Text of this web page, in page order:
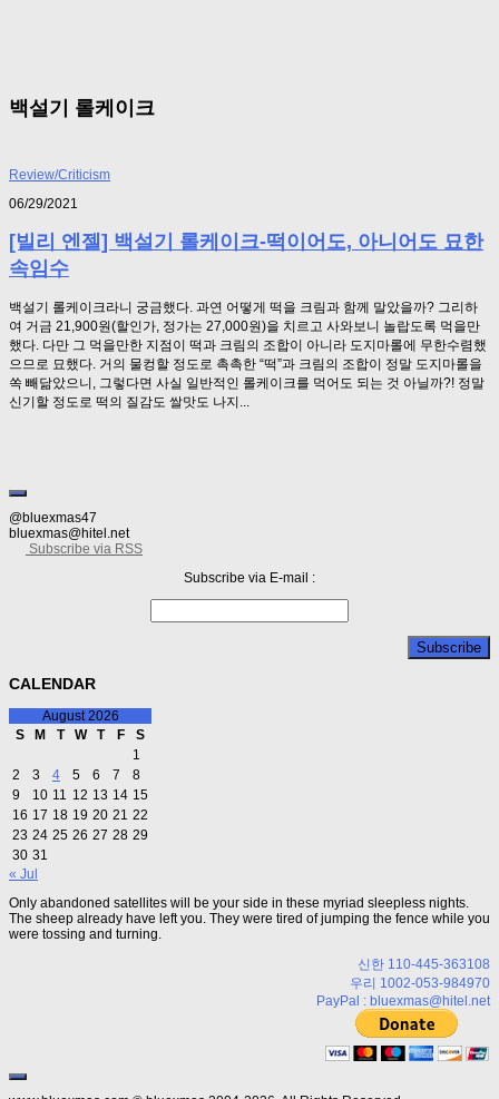
백설기 롤케이크
Review/Criticism
06/29/2021
[빌리 엔젤] 백설기 롤케이크-떡이어도, 아니어도 묘한
속임수
백설기 롤케이크라니 궁금했다. 과연 어떻게 떡을 크림과 함께 말았을까? 그리하
여 거금 21,900원(할인가, 정가는 27,000원)을 치르고 사와보니 놀랍도록 먹을만
했다. 다만 그 먹을만한 지점이 떡과 크림의 조합이 아니라 도지마롤에 무한수렴했
으므로 묘했다. 거의 물컹할 정도로 촉촉한 “떡”과 크림의 조합이 정말 도지마롤을
쏙 빼닮았으니, 그렇다면 사실 일반적인 롤케이크를 먹어도 되는 것 아닐까?! 정말
신기할 정도로 떡의 질감도 쌀맛도 나지...
@bluexmas47
bluexmas@hitel.net
Subscribe via RSS
Subscribe via E-mail :
CALENDAR
August 2026
S
M T W T F
S
1
2
3 4 5 6 7
8
9
10 11 12 13 14 15
16 17 18 19 20 21 22
23 24 25 26 27 28 29
30 31
« Jul
Only abandoned satellites will be your side in these myriad sleepless nights.
The sheep already have left you. They were tired of jumping the fence while you
were tossing and turning.
신한 110-445-363108
우리 1002-053-984970
PayPal : bluexmas@hitel.net